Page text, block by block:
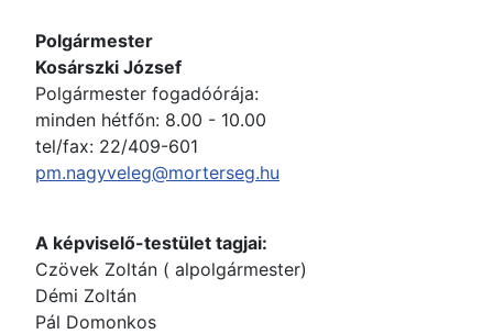
Polgármester
Kosárszki József
Polgármester fogadóórája:
minden hétfőn: 8.00 - 10.00
tel/fax: 22/409-601
pm.nagyveleg@morterseg.hu
A képviselő-testület tagjai:
Czövek Zoltán ( alpolgármester)
Démi Zoltán
Pál Domonkos